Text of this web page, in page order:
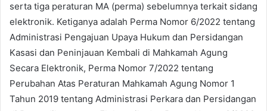
serta tiga peraturan MA (perma) sebelumnya terkait sidang
elektronik. Ketiganya adalah Perma Nomor 6/2022 tentang
Administrasi Pengajuan Upaya Hukum dan Persidangan
Kasasi dan Peninjauan Kembali di Mahkamah Agung
Secara Elektronik, Perma Nomor 7/2022 tentang
Perubahan Atas Peraturan Mahkamah Agung Nomor 1
Tahun 2019 tentang Administrasi Perkara dan Persidangan